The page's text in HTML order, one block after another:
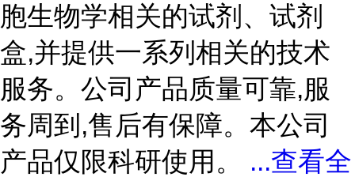
胞生物学相关的试剂、试剂
盒,并提供一系列相关的技术
服务。公司产品质量可靠,服
务周到,售后有保障。本公司
产品仅限科研使用。 ...查看全